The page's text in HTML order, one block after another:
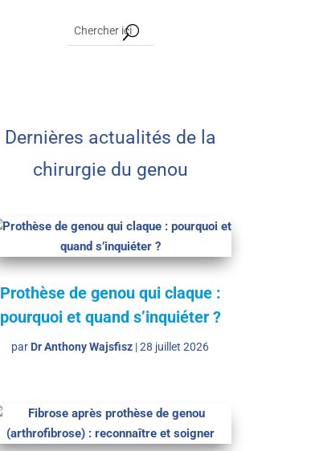
Dernières actualités de la
chirurgie du genou
Prothèse de genou qui claque :
pourquoi et quand s’inquiéter ?
par Dr Anthony Wajsfisz |28 juillet 2026